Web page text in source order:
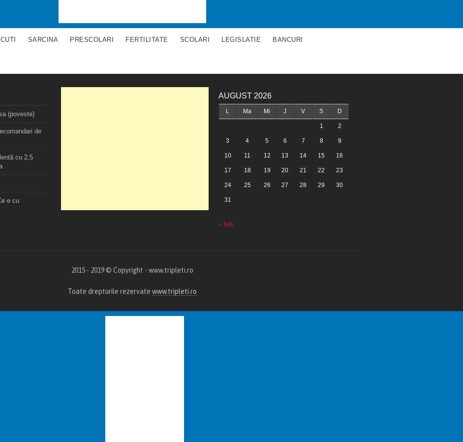
SARCINA PRESCOLARI FERTILITATE SCOLARI LEGISLATIE BANCURI
(poveste)
de
cu 2,5
e cu
AUGUST 2026
L Ma Mi J V S D
1 2
3 4 5 6 7 8 9
10 11 12 13 14 15 16
17 18 19 20 21 22 23
24 25 26 27 28 29 30
31
« feb.
2015 - 2019 © Copyright - www.tripleti.ro
Toate drepturile rezervate www.tripleti.ro